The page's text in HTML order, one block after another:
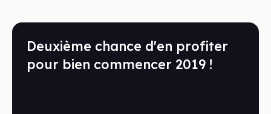
Deuxième chance d'en profiter
pour bien commencer 2019 !